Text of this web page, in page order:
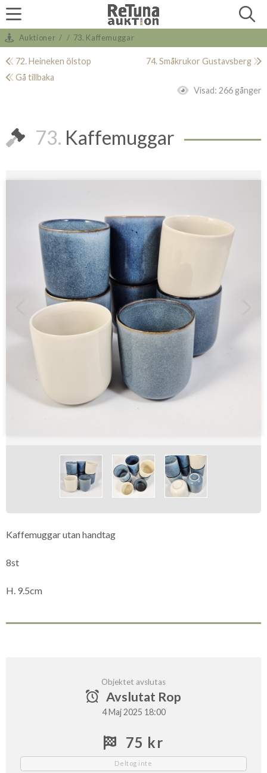
Auktioner / / 73. Kaffemuggar
72. Heineken ölstop
74. Småkrukor Gustavsberg
Gå tillbaka
Visad: 266 gånger
73. Kaffemuggar
Kaffemuggar utan handtag
8st
H. 9.5cm
Objektet avslutas
Avslutat Rop
4 Maj 2025 18:00
75 kr
Deltog inte